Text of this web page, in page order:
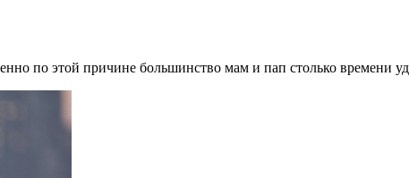
по этой причине большинство мам и пап столько времени